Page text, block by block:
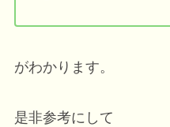
がわかります。
是非参考にして